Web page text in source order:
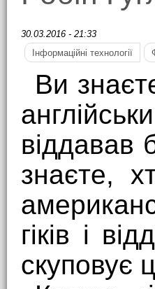
30.03.2016 - 21:33
Інформаційні технології
Ви
віддавав
знаєте,
гіків і
скуповує